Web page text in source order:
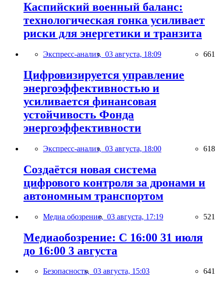
Каспийский военный баланс:
технологическая гонка усиливает
риски для энергетики и транзита
Экспресс-анализ, 03 августа, 18:09 661
Цифровизируется управление
энергоэффективностью и
усиливается финансовая
устойчивость Фонда
энергоэффективности
Экспресс-анализ, 03 августа, 18:00 618
Создаётся новая система
цифрового контроля за дронами и
автономным транспортом
Медиа обозрение, 03 августа, 17:19 521
Медиаобозрение: С 16:00 31 июля
до 16:00 3 августа
Безопасность, 03 августа, 15:03 641